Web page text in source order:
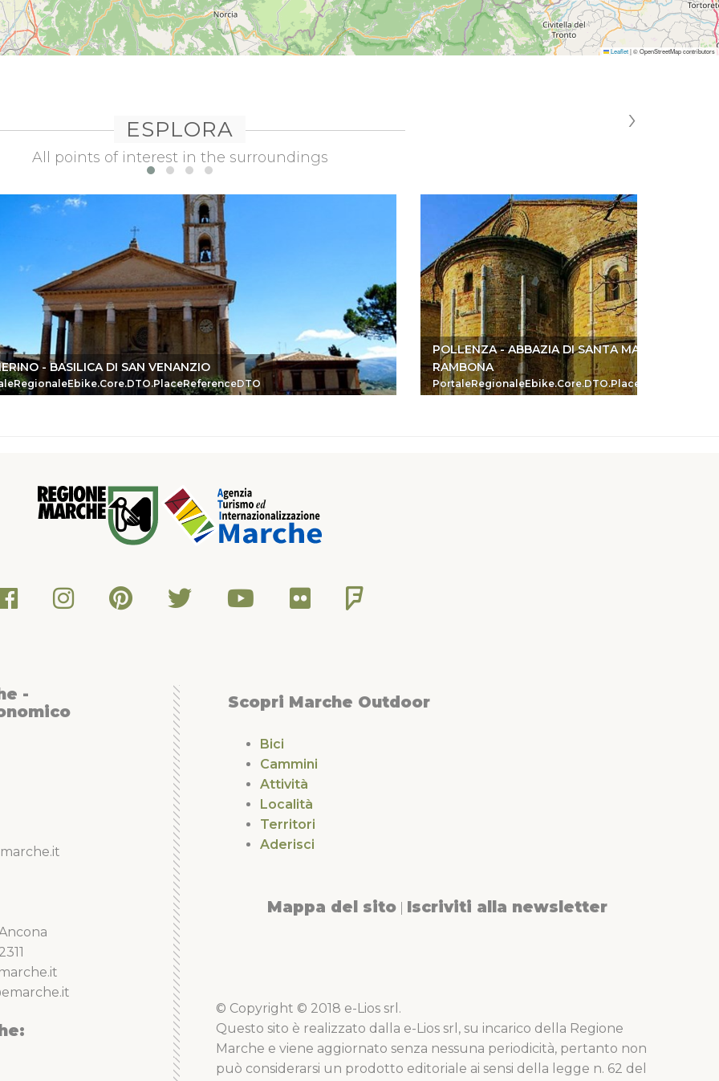
Leaflet|© OpenStreetMap contributors
ESPLORA
All points of interest in the surroundings
- BASILICA DI SAN VENANZIO
POLLENZA - ABBAZIA DI SANTA MARIA DI
RAMBONA
PortaleRegionaleEbike.Core.DTO.PlaceReferenceDTO
›
-
Scopri Marche Outdoor
Bici
Cammini
Attività
Località
Territori
Aderisci
Mappa del sito Iscriviti alla newsletter
© Copyright © 2018 e-Lios srl.
Questo sito è realizzato dalla e-Lios srl, su incarico della Regione
Marche e viene aggiornato senza nessuna periodicità, pertanto non
può considerarsi un prodotto editoriale ai sensi della legge n. 62 del